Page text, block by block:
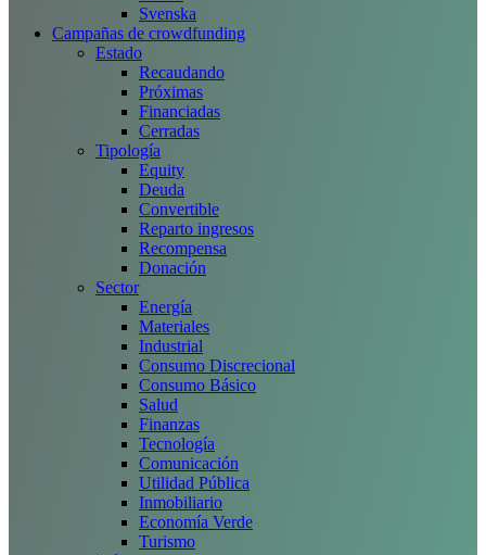
Svenska
Campañas de crowdfunding
Estado
Recaudando
Próximas
Financiadas
Cerradas
Tipología
Equity
Deuda
Convertible
Reparto ingresos
Recompensa
Donación
Sector
Energía
Materiales
Industrial
Consumo Discrecional
Consumo Básico
Salud
Finanzas
Tecnología
Comunicación
Utilidad Pública
Inmobiliario
Economía Verde
Turismo